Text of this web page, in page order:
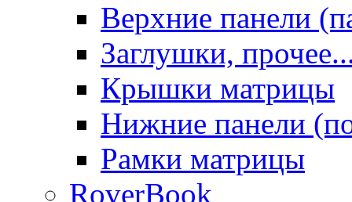
Верхние панели
Заглушки,
Крышки матрицы
Нижние панели
Рамки матрицы
RoverBook